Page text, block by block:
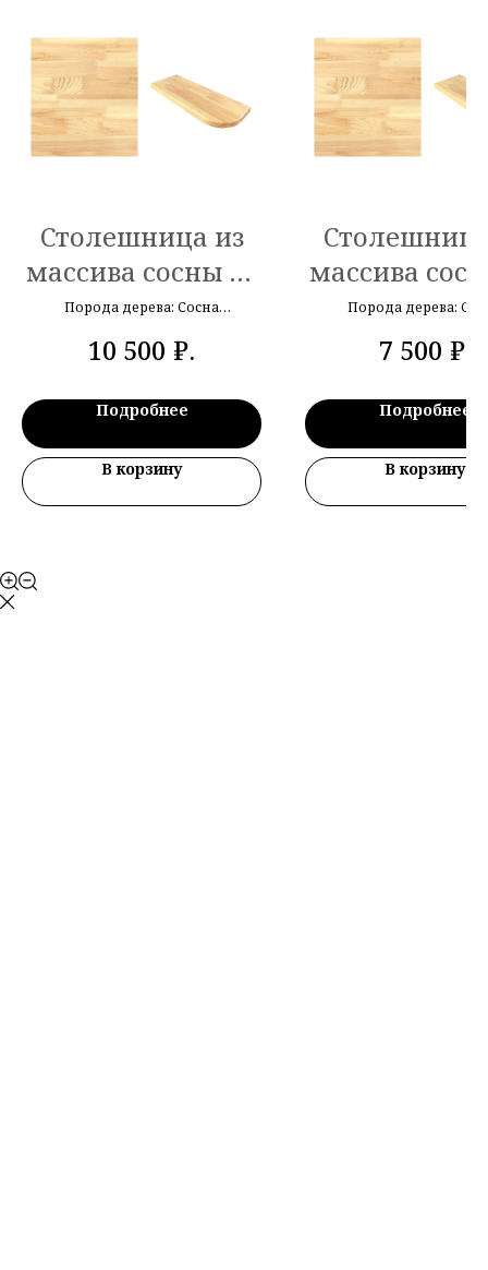
Столешница из
массива сосны 40
мм
Порода дерева: Сосна
Толщина, мм: 40
Длина, м: 2
10 500 ₽.
Подробнее
В корзину
массива
мм
Порода дерева:
Толщина, мм: 40
Длина, м: 1.4
7 500 ₽.
Подробнее
В корзину